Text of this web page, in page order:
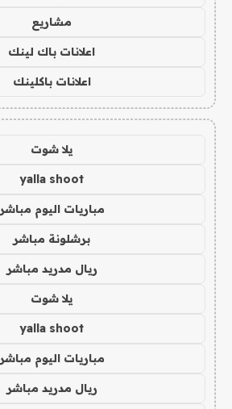
مشاريع
اعلانات باك لينك
اعلانات باكلينك
يلا شوت
yalla shoot
مباريات اليوم مباشر
برشلونة مباشر
ريال مدريد مباشر
يلا شوت
yalla shoot
مباريات اليوم مباشر
ريال مدريد مباشر